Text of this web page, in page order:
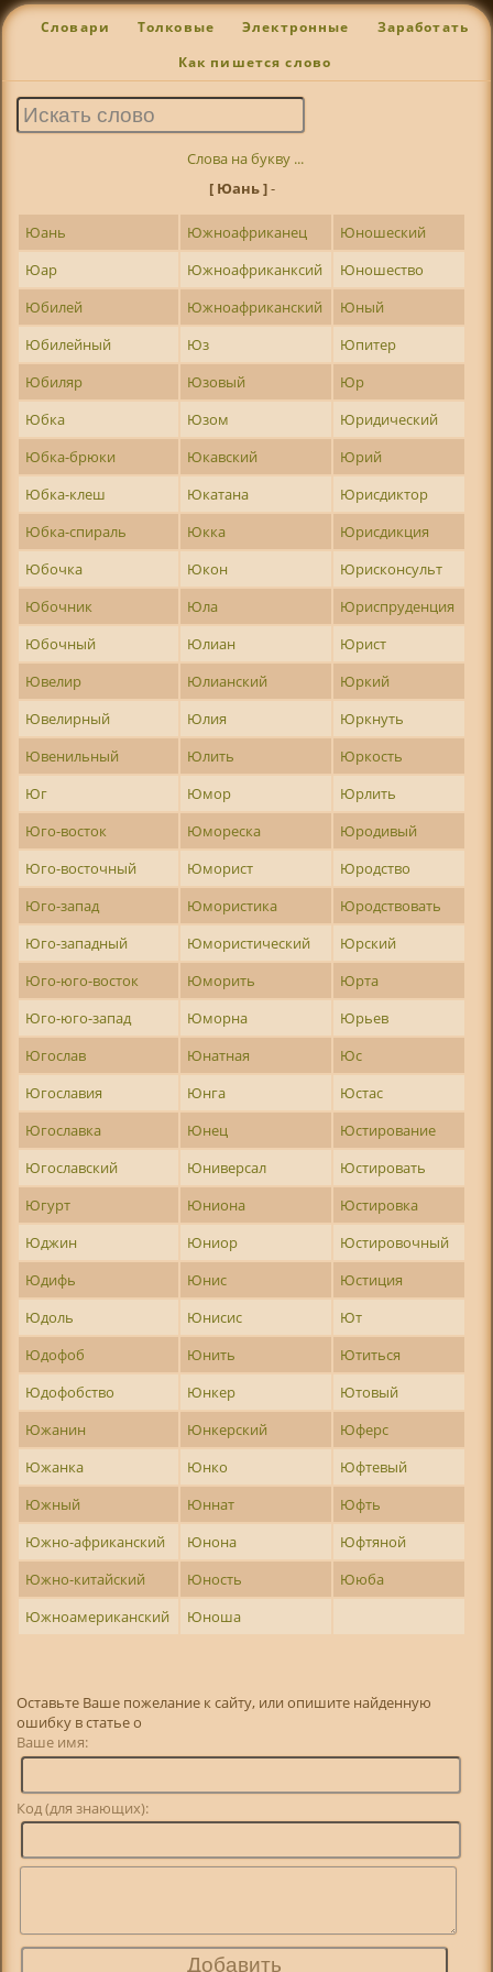
Словари Толковые Электронные Заработать
Как пишется слово
Слова на букву ...
[ Юань ]-
Юань Южноафриканец
Юношеский
Юар
Южноафриканксий
Юношество
Юбилей
Южноафриканский
Юный
Юбилейный
Юз
Юпитер
Юбиляр
Юзовый
Юр
Юбка
Юзом
Юридический
Юбка-брюки
Юкавский
Юрий
Юбка-клеш
Юкатана
Юрисдиктор
Юбка-спираль
Юкка
Юрисдикция
Юбочка
Юкон
Юрисконсульт
Юбочник
Юла
Юриспруденция
Юбочный
Юлиан
Юрист
Ювелир
Юлианский
Юркий
Ювелирный
Юлия
Юркнуть
Ювенильный
Юлить
Юркость
Юг
Юмор
Юрлить
Юго-восток
Юмореска
Юродивый
Юго-восточный
Юморист
Юродство
Юго-запад
Юмористика
Юродствовать
Юго-западный
Юмористический
Юрский
Юго-юго-восток
Юморить
Юрта
Юго-юго-запад
Юморна
Юрьев
Югослав
Юнатная
Юс
Югославия
Юнга
Юстас
Югославка
Юнец
Юстирование
Югославский
Юниверсал
Юстировать
Югурт
Юниона
Юстировка
Юджин
Юниор
Юстировочный
Юдифь
Юнис
Юстиция
Юдоль
Юнисис
Ют
Юдофоб
Юнить
Ютиться
Юдофобство
Юнкер
Ютовый
Южанин
Юнкерский
Юферс
Южанка
Юнко
Юфтевый
Южный
Юннат
Юфть
Южно-африканский
Юнона
Юфтяной
Южно-китайский
Юность
Ююба
Южноамериканский
Юноша
Оставьте Ваше пожелание к сайту, или опишите найденную
ошибку в статье о
Ваше имя:
Код (для знающих):